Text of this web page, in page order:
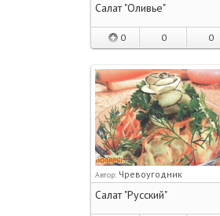
Салат "Оливье"
0 0 0
Автор: Чревоугодник
Салат "Русский"